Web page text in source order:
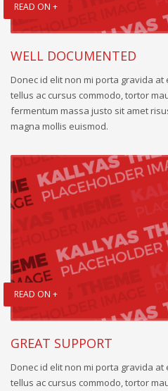
READ ON +
WELL DOCUMENTED
Donec id elit non mi porta gravida at
tellus ac cursus commodo, tortor
fermentum massa justo sit amet
magna mollis euismod.
READ ON +
GREAT SUPPORT
Donec id elit non mi porta gravida at
tellus ac cursus commodo, tortor